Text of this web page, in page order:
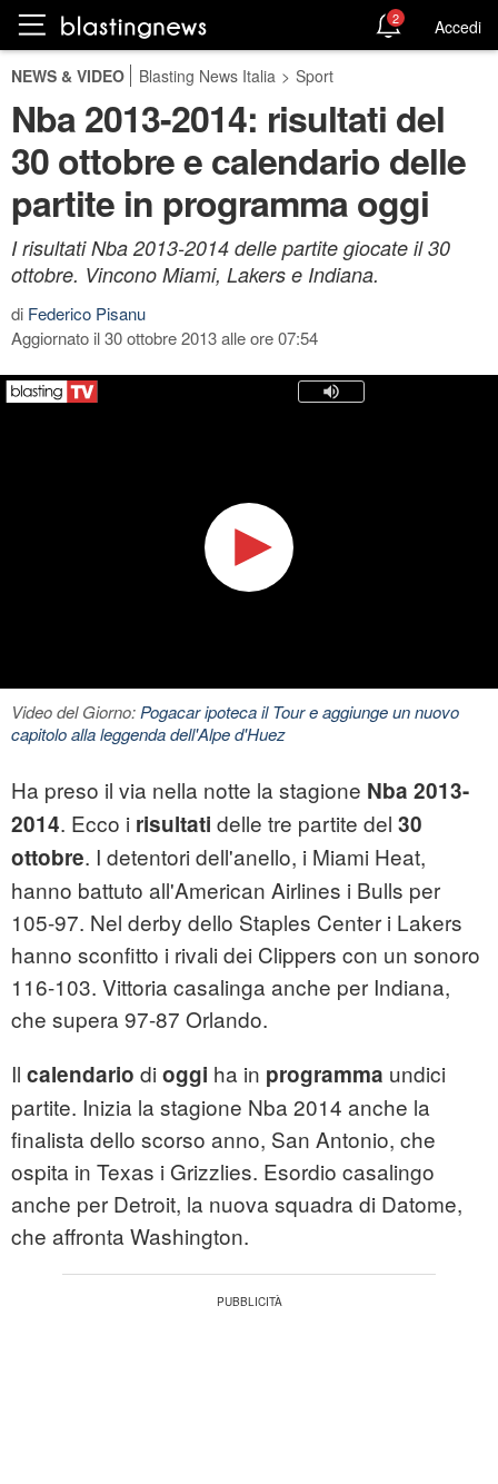
2 Accedi
NEWS & VIDEO Blasting News Italia > Sport
Nba 2013-2014: risultati del
30 ottobre e calendario delle
partite in programma oggi
I risultati Nba 2013-2014 delle partite giocate il 30
ottobre. Vincono Miami, Lakers e Indiana.
di Federico Pisanu
Aggiornato il 30 ottobre 2013 alle ore 07:54
Video del Giorno: Pogacar ipoteca il Tour e aggiunge un nuovo
capitolo alla leggenda dell'Alpe d'Huez
Ha preso il via nella notte la stagione Nba 2013-
2014. Ecco i risultati delle tre partite del 30
ottobre. I detentori dell'anello, i Miami Heat,
hanno battuto all'American Airlines i Bulls per
105-97. Nel derby dello Staples Center i Lakers
hanno sconfitto i rivali dei Clippers con un sonoro
116-103. Vittoria casalinga anche per Indiana,
che supera 97-87 Orlando.
Il calendario di oggi ha in programma undici
partite. Inizia la stagione Nba 2014 anche la
finalista dello scorso anno, San Antonio, che
ospita in Texas i Grizzlies. Esordio casalingo
anche per Detroit, la nuova squadra di Datome,
che affronta Washington.